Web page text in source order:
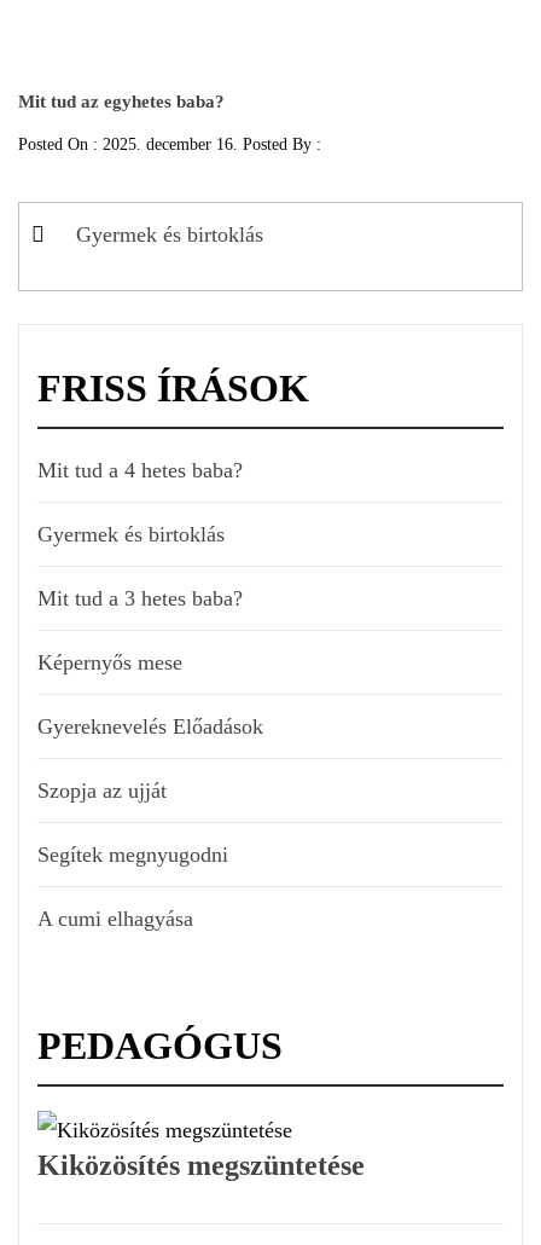
Mit tud az egyhetes baba?
Posted On : 2025. december 16. Posted By :
Gyermek és birtoklás
FRISS ÍRÁSOK
Mit tud a 4 hetes baba?
Gyermek és birtoklás
Mit tud a 3 hetes baba?
Képernyős mese
Gyereknevelés Előadások
Szopja az ujját
Segítek megnyugodni
A cumi elhagyása
PEDAGÓGUS
Kiközösítés megszüntetése